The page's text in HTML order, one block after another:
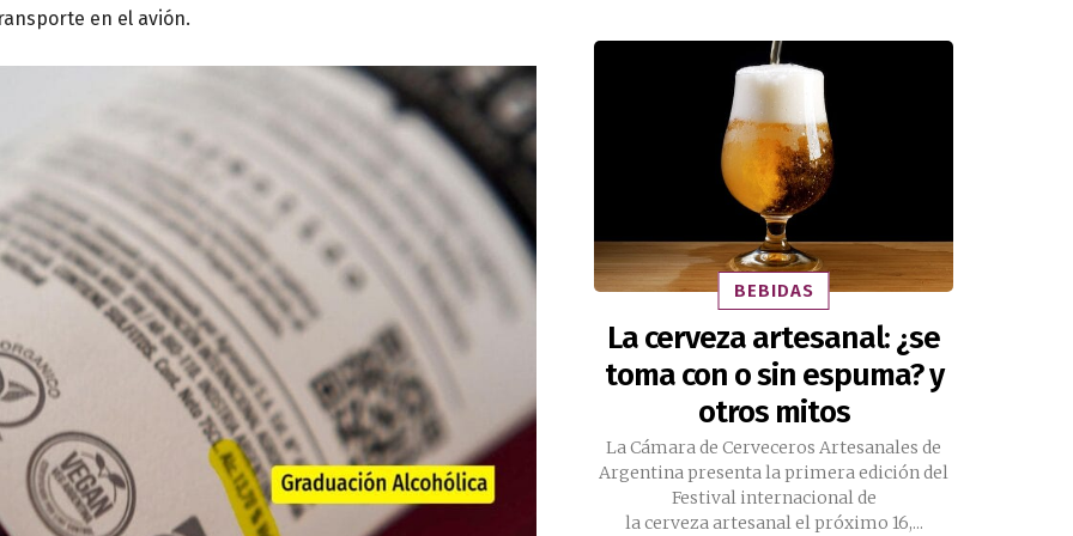
en el avión.
BEBIDAS
La cerveza artesanal: ¿se
toma con o sin espuma? y
otros mitos
La Cámara de Cerveceros Artesanales de
Argentina presenta la primera edición del
Festival internacional de
la cerveza artesanal el próximo 16,...